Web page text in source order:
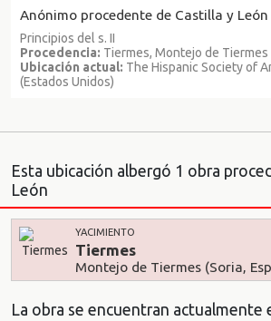
Anónimo procedente de Castilla y León
Principios del s. II
Procedencia: Tiermes, Montejo de Tiermes
Ubicación actual: The Hispanic Society of
(Estados Unidos)
Esta ubicación albergó 1 obra
León
YACIMIENTO
Tiermes
Montejo de Tiermes (Soria,
La obra se encuentran actualmente